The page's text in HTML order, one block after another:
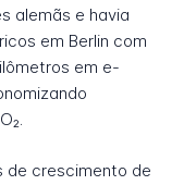
alemãs e havia
em Berlin com
em e-
de crescimento de